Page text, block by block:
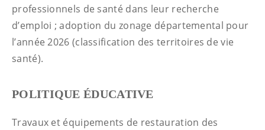
professionnels de santé dans leur recherche
d’emploi ; adoption du zonage départemental pour
l’année 2026 (classification des territoires de vie
santé).
POLITIQUE ÉDUCATIVE
Travaux et équipements de restauration des